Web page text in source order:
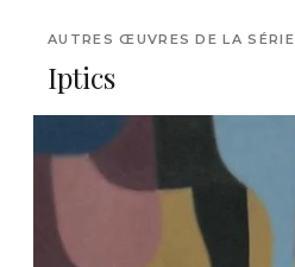
AUTRES ŒUVRES DE LA SÉRIE
Iptics